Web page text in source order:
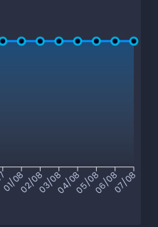
01/0802/0803/0804/0805/0806/0807/08